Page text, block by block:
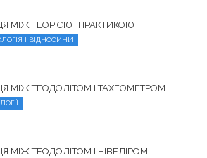
МІЖ ТЕОРІЄЮ І ПРАКТИКОЮ
І ВІДНОСИНИ
МІЖ ТЕОДОЛІТОМ І ТАХЕОМЕТРОМ
МІЖ ТЕОДОЛІТОМ І НІВЕЛІРОМ